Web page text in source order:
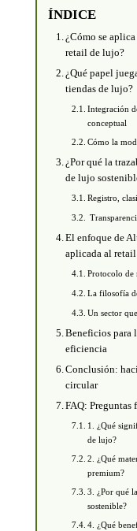
ÍNDICE
¿Cómo se
retail de lujo?
¿Qué papel
tiendas de lujo?
Integración
conceptual
Cómo la
¿Por qué la
de lujo
Registro,
El enfoque de
aplicada al
Protocolo de
La filosofía
Un sector
Beneficios para
eficiencia
Conclusión:
circular
FAQ: Preguntas
1. ¿Qué
de lujo?
2. ¿Qué
premium?
3. ¿Por qué
sostenible?
4. ¿Qué